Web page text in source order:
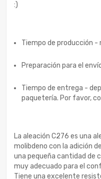
:)
Tiempo de producción -
Preparación para el
Tiempo de entrega -
paquetería. Por favor,
La aleación C276 es una
molibdeno con la adición
una pequeña cantidad de
muy adecuado para el
Tiene una excelente